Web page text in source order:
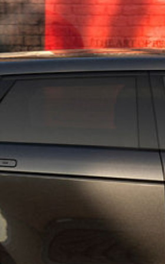
DEFENDER
SPECIAL VEHICLE OPERATIONS
ΟΧΗΜΑΤΑ ΜΑΣ
ΣΥΓΚΡΙΝΕΤΕ ΤΑ ΟΧΗΜΑΤΑ
APPROVED USED